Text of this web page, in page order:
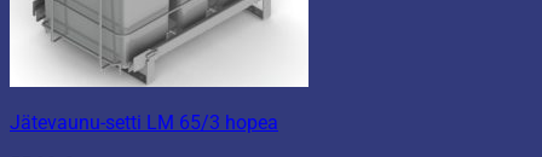
Jätevaunu-setti LM 65/3 hopea